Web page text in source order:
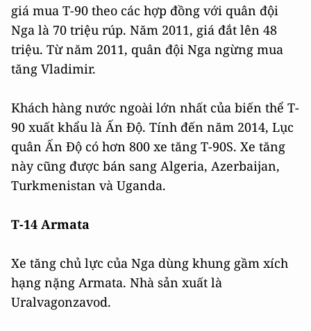
giá mua Т-90 theo các hợp đồng với quân đội
Nga là 70 triệu rúp. Năm 2011, giá đắt lên 48
triệu. Từ năm 2011, quân đội Nga ngừng mua
tăng Vladimir.
Khách hàng nước ngoài lớn nhất của biến thể T-
90 xuất khẩu là Ấn Độ. Tính đến năm 2014, Lục
quân Ấn Độ có hơn 800 xe tăng Т-90S. Xe tăng
này cũng được bán sang Algeria, Azerbaijan,
Turkmenistan và Uganda.
Т-14 Armata
Xe tăng chủ lực của Nga dùng khung gầm xích
hạng nặng Armata. Nhà sản xuất là
Uralvagonzavod.